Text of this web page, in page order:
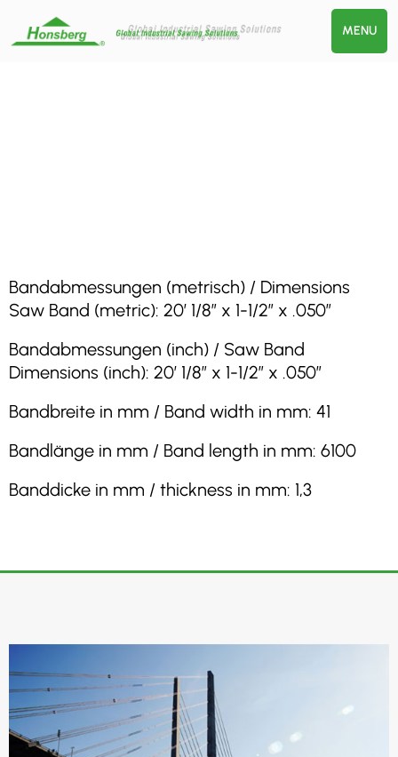
MENU
Bandabmessungen (metrisch) / Dimensions
Saw Band (metric): 20′ 1/8″ x 1-1/2″ x .050″
Bandabmessungen (inch) / Saw Band
Dimensions (inch): 20′ 1/8″ x 1-1/2″ x .050″
Bandbreite in mm / Band width in mm: 41
Bandlänge in mm / Band length in mm: 6100
Banddicke in mm / thickness in mm: 1,3